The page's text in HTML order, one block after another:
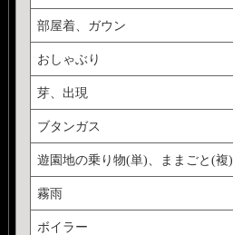
部屋着、ガウン
おしゃぶり
芽、出現
ブタンガス
遊園地の乗り物(単)、ままごと(複)
霧雨
ボイラー